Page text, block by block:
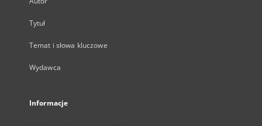
Tytuł
Temat i słowa kluczowe
Wydawca
Informacje